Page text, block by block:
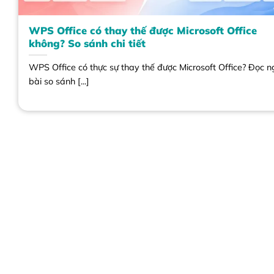
WPS Office có thay thế được Microsoft Office
không? So sánh chi tiết
WPS Office có thực sự thay thế được Microsoft Office? Đọc
bài so sánh [...]